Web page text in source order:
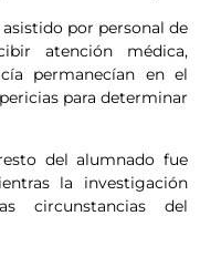
por personal de
atención médica,
permanecían en el
para determinar
del alumnado fue
la investigación
circunstancias del